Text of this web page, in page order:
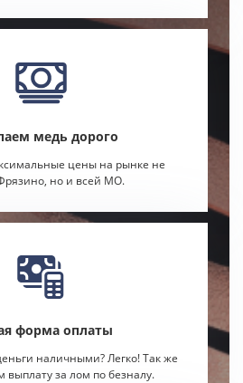
медь дорого
цены на рынке не
но и всей МО.
форма оплаты
наличными? Легко! Так же
выплату за лом по безналу.